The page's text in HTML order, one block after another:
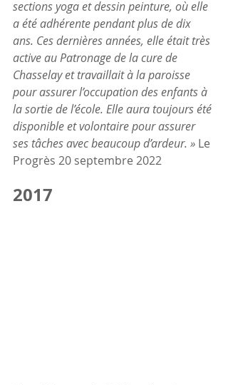
sections yoga et dessin peinture, où elle
a été adhérente pendant plus de dix
ans. Ces dernières années, elle était très
active au Patronage de la cure de
Chasselay et travaillait à la paroisse
pour assurer l’occupation des enfants à
la sortie de l’école. Elle aura toujours été
disponible et volontaire pour assurer
ses tâches avec beaucoup d’ardeur. » Le
Progrès 20 septembre 2022
2017